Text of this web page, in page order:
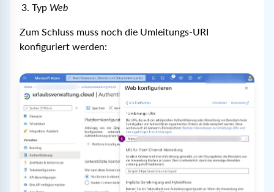
Typ Web
Zum Schluss muss noch die Umleitungs-URI
konfiguriert werden: